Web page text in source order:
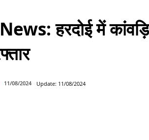
हरदोई में
11/08/2024 Update: 11/08/2024